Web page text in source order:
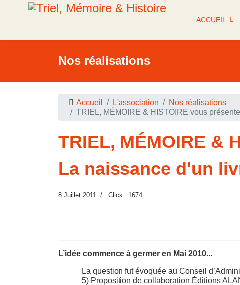
ACCUEIL
Nos réalisations
Accueil L'association
Nos réalisations
TRIEL, MÉMOIRE & HISTOIRE vous
TRIEL, MÉMOIRE &
La naissance d'un
8 Juillet 2011 Clics : 1674
L’idée commence à germer en Mai 2010...
La question fut évoquée au Conseil
5) Proposition de collaboration Éditions